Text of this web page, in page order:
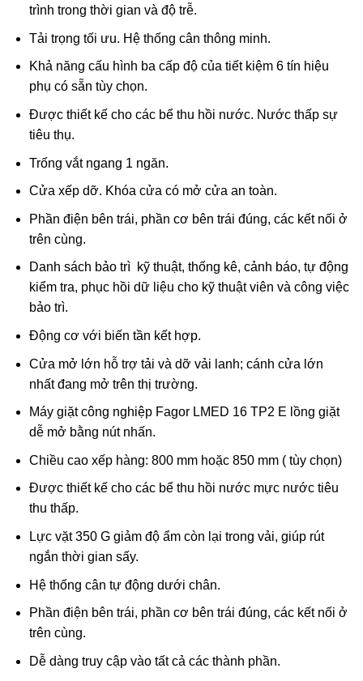
trình trong thời gian và độ trễ.
Tải trọng tối ưu. Hệ thống cân thông minh.
Khả năng cấu hình ba cấp độ của tiết kiệm 6 tín hiệu
phụ có sẵn tùy chọn.
Được thiết kế cho các bể thu hồi nước. Nước thấp sự
tiêu thụ.
Trống vắt ngang 1 ngăn.
Cửa xếp dỡ. Khóa cửa có mở cửa an toàn.
Phần điện bên trái, phần cơ bên trái đúng, các kết nối ở
trên cùng.
Danh sách bảo trì kỹ thuật, thống kê, cảnh báo, tự động
kiểm tra, phục hồi dữ liệu cho kỹ thuật viên và công việc
bảo trì.
Động cơ với biến tần kết hợp.
Cửa mở lớn hỗ trợ tải và dỡ vải lanh; cánh cửa lớn
nhất đang mở trên thị trường.
Máy giặt công nghiệp Fagor LMED 16 TP2 E lồng giặt
dễ mở bằng nút nhấn.
Chiều cao xếp hàng: 800 mm hoặc 850 mm ( tùy chọn)
Được thiết kế cho các bể thu hồi nước mực nước tiêu
thu thấp.
Lực vặt 350 G giảm độ ẩm còn lại trong vải, giúp rút
ngắn thời gian sấy.
Hệ thống cân tự động dưới chân.
Phần điện bên trái, phần cơ bên trái đúng, các kết nối ở
trên cùng.
Dễ dàng truy cập vào tất cả các thành phần.